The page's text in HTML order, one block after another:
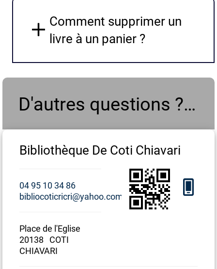
Comment supprimer un
livre à un panier ?
D'autres questions ? Contactez-nous
Bibliothèque De Coti Chiavari
04 95 10 34 86
bibliocoticricri@yahoo.com
Place de l'Eglise
20138 COTI
CHIAVARI